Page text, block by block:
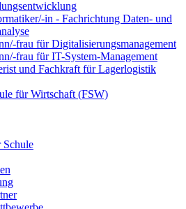
in - Fachrichtung Daten- und
frau für Digitalisierungsmanagement
frau für IT-System-Management
und Fachkraft für Lagerlogistik
für Wirtschaft (FSW)
Schule